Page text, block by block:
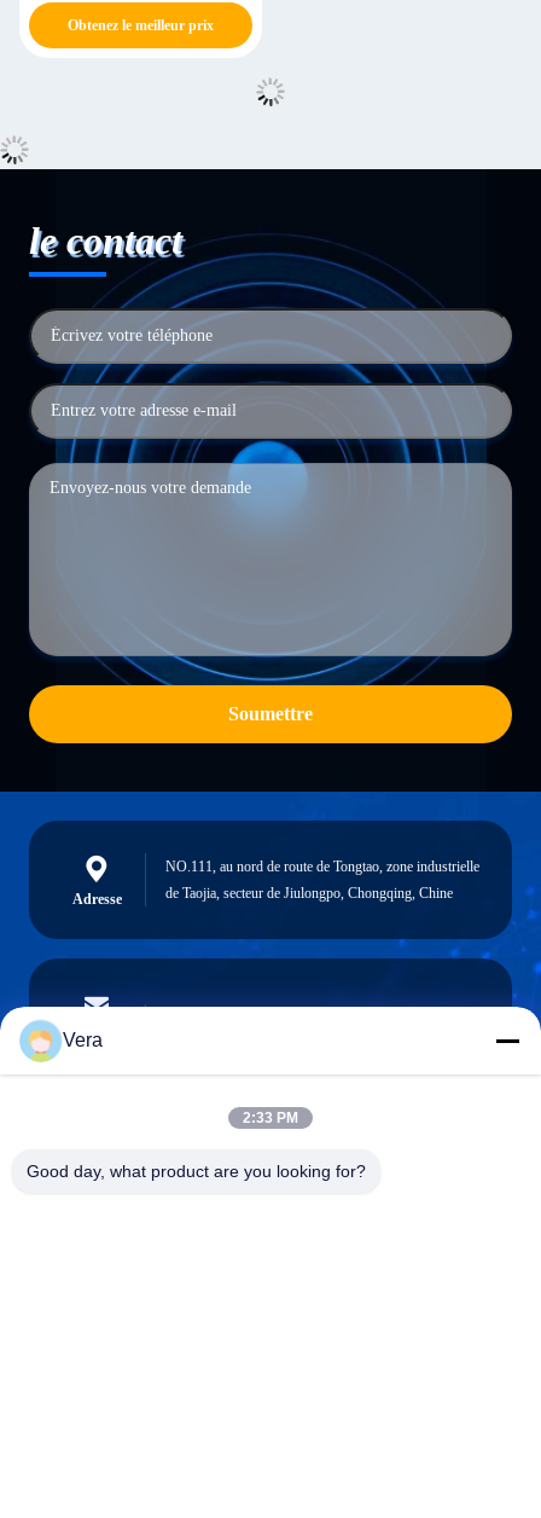
Obtenez le meilleur prix
le contact
Soumettre
Adresse
NO.111, au nord de route de Tongtao, zone industrielle
de Taojia, secteur de Jiulongpo, Chongqing, Chine
E-mail
Téléphone
Vera
2:33 PM
Good day, what product are you looking for?